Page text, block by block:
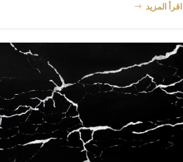
اقرأ المزيد